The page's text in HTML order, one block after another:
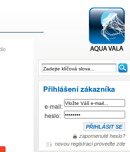
EcoTech - Vor Tech
e-mail:
heslo:
zapomenuté heslo?
novou registraci proveďte zde